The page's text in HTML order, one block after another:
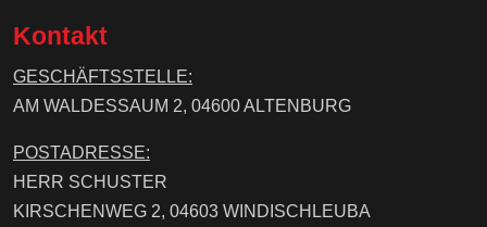
Kontakt
GESCHÄFTSSTELLE:
AM WALDESSAUM 2, 04600 ALTENBURG
POSTADRESSE:
HERR SCHUSTER
KIRSCHENWEG 2, 04603 WINDISCHLEUBA